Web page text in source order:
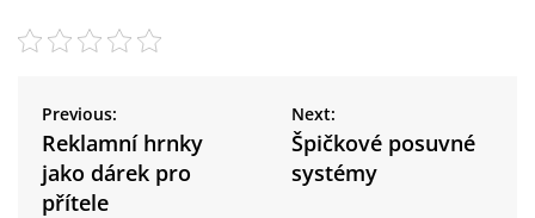
Previous:
Reklamní hrnky
jako dárek pro
přítele
Next:
Špičkové posuvné
systémy